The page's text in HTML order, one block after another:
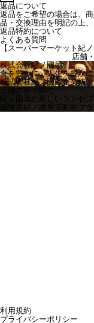
返品について
返品をご希望の場合は、
品・交換理由を明記の上、
返品特約について
よくある質問
【スーパーマーケット紀
店舗
株式会社紀ノ國屋
食を豊かに、人生を豊かに
株式会社紀ノ國屋企業情
京都の富小路に
紀ノ国屋の新しいコンセ
調進所紀ノ國屋京町家ブ
利用規約
プライバシーポリシー